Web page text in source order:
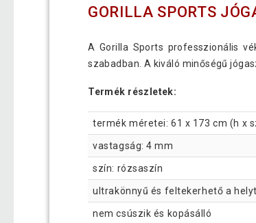
GORILLA SPORTS
A Gorilla Sports professzionális
szabadban. A kiváló minőségű
Termék részletek:
termék méretei: 61 x 173 cm (h x
vastagság: 4 mm
szín: rózsaszín
ultrakönnyű és feltekerhető a
nem csúszik és kopásálló